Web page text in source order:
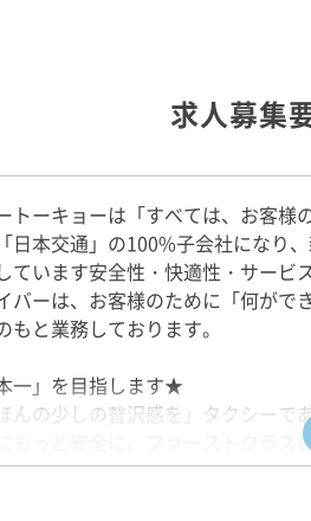
求人募集
トーキョーは「すべては、お客
日本交通」の100%子会社になり
ています安全性・快適性・サー
バーは、お客様のために「何が
もと業務しております。
一」を目指します★
んの少しの贅沢感を」タクシー
もっと安全に、ファーストクラ